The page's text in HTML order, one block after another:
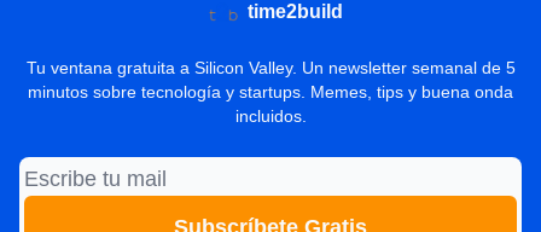
time2build
Tu ventana gratuita a Silicon Valley. Un newsletter semanal de 5
minutos sobre tecnología y startups. Memes, tips y buena onda
incluidos.